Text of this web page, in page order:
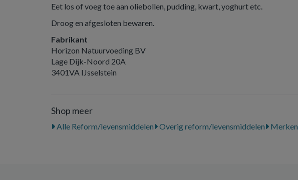
Eet los of voeg toe aan oliebollen, pudding, kwart, yoghurt etc.
Droog en afgesloten bewaren.
Fabrikant
Horizon Natuurvoeding BV
Lage Dijk-Noord 20A
3401VA IJsselstein
Shop meer
Alle Reform/levensmiddelen Overig reform/levensmiddelen Merken